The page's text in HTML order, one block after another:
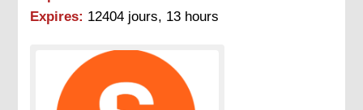
Expires: 12404 jours, 13 hours